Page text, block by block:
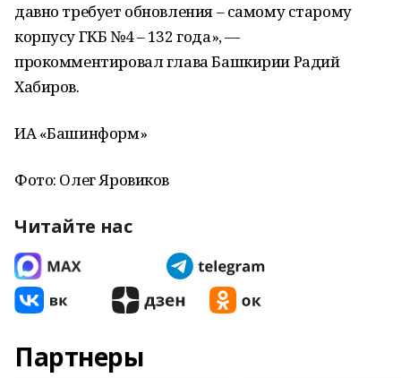
давно требует обновления – самому старому
корпусу ГКБ №4 – 132 года», —
прокомментировал глава Башкирии Радий
Хабиров.
ИА «Башинформ»
Фото: Олег Яровиков
Читайте нас
Партнеры